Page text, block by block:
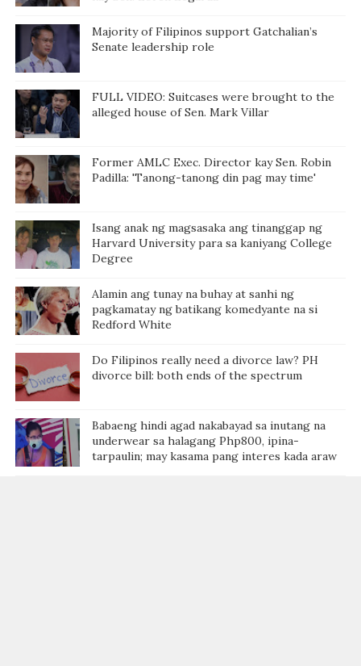
Majority of Filipinos support Gatchalian’s
Senate leadership role
FULL VIDEO: Suitcases were brought to the
alleged house of Sen. Mark Villar
Former AMLC Exec. Director kay Sen. Robin
Padilla: 'Tanong-tanong din pag may time'
Isang anak ng magsasaka ang tinanggap ng
Harvard University para sa kaniyang College
Degree
Alamin ang tunay na buhay at sanhi ng
pagkamatay ng batikang komedyante na si
Redford White
Do Filipinos really need a divorce law? PH
divorce bill: both ends of the spectrum
Babaeng hindi agad nakabayad sa inutang na
underwear sa halagang Php800, ipina-
tarpaulin; may kasama pang interes kada araw